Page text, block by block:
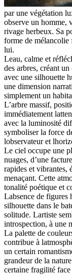
par une végétation
observe un homme,
rivage herbeux. Sa
forme de mélancolie
lui.
Leau, calme et
des arbres, créant
avec une silhouette
une dimension
simplement un
L’arbre massif,
immédiatement
avec la luminosité
symboliser la force
lobservateur et
Le ciel occupe une
nuages, d’une
rapides et vibrantes,
menaçant. Cette
tonalité poétique et
Labsence de figures
silhouette dans le
solitude. Lartiste
introspection, à une
La palette de
contribue à
un certain
grandeur de la
certaine fragilité face